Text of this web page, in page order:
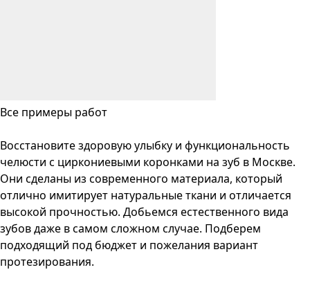
Все примеры работ
Восстановите здоровую улыбку и функциональность
челюсти с циркониевыми коронками на зуб в Москве.
Они сделаны из современного материала, который
отлично имитирует натуральные ткани и отличается
высокой прочностью. Добьемся естественного вида
зубов даже в самом сложном случае. Подберем
подходящий под бюджет и пожелания вариант
протезирования.